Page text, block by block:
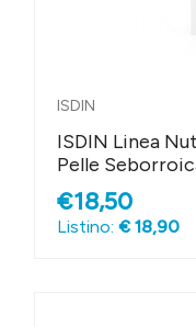
ISDIN
ISDIN Linea
Pelle
€18,50
Listino: € 18,90